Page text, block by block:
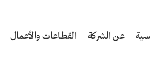
عن الشركة القطاعات والأعمال